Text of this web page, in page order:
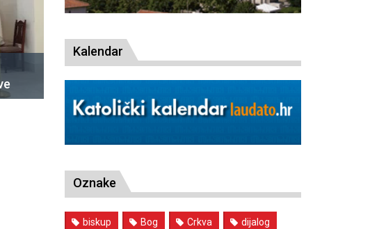
Kalendar
Oznake
biskup Bog Crkva dijalog